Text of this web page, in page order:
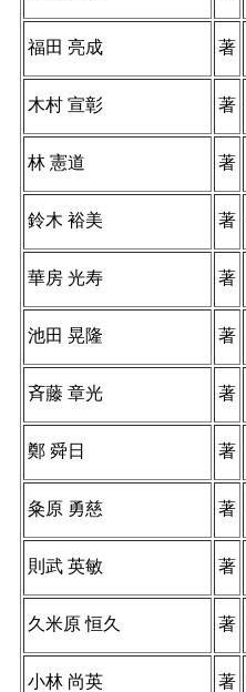
福田 亮成 著
木村 宣彰 著
林 憲道 著
鈴木 裕美 著
華房 光寿 著
池田 晃隆 著
斉藤 章光 著
鄭 舜日 著
粂原 勇慈 著
則武 英敏 著
久米原 恒久 著
小林 尚英 著